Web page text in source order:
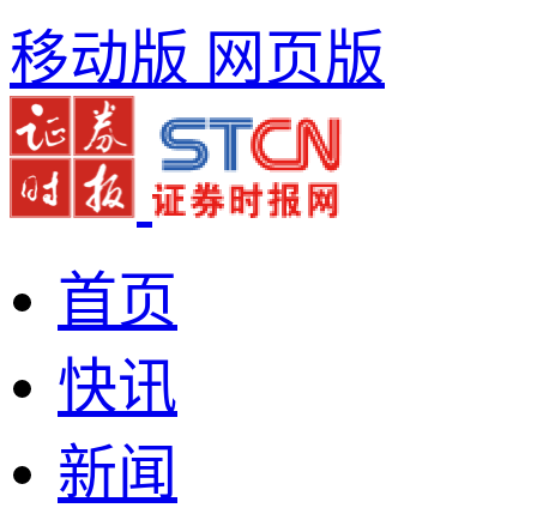
移动版 网页版
首页
快讯
新闻